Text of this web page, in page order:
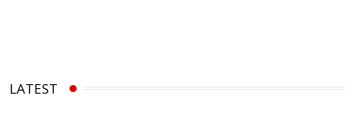
LATEST